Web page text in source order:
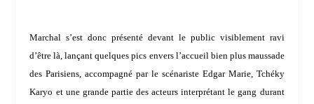
Marchal s’est donc présenté devant le public visiblement ravi
d’être là, lançant quelques pics envers l’accueil bien plus maussade
des Parisiens, accompagné par le scénariste Edgar Marie, Tchéky
Karyo et une grande partie des acteurs interprétant le gang durant